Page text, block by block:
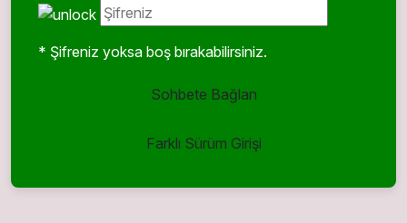
* Şifreniz yoksa boş bırakabilirsiniz.
Sohbete Bağlan
Farklı Sürüm Girişi